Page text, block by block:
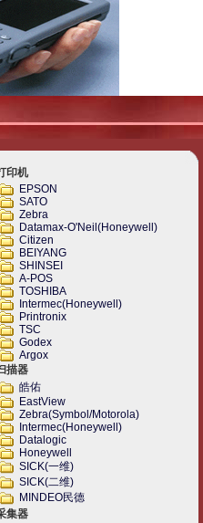
印机
EPSON
SATO
Zebra
Datamax-O'Neil(Honeywell)
Citizen
BEIYANG
SHINSEI
A-POS
TOSHIBA
Intermec(Honeywell)
Printronix
TSC
Godex
Argox
描器
皓佑
EastView
Zebra(Symbol/Motorola)
Intermec(Honeywell)
Datalogic
Honeywell
SICK(一维)
SICK(二维)
MINDEO民德
集器